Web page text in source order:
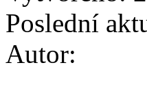
Poslední
Autor: